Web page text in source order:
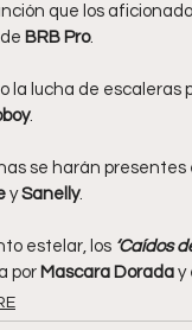
que los
BRB Pro.
la lucha de escaleras
.
se harán presentes
y Sanelly.
estelar, los ‘Caídos
por Mascara Dorada y